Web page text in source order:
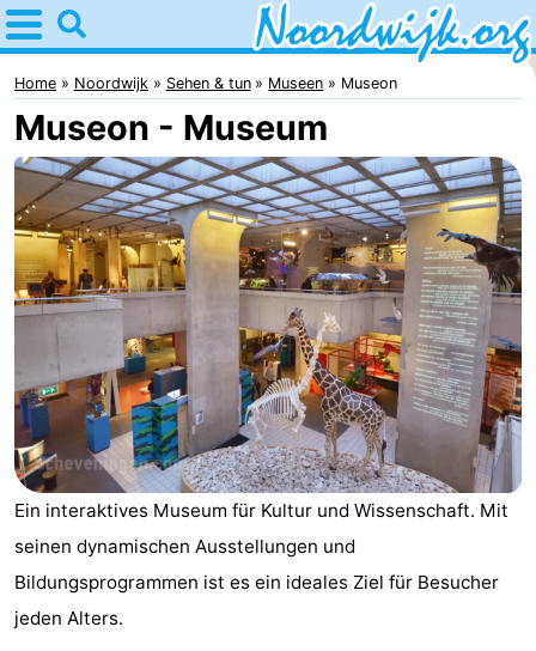
Home
Noordwijk
Tipps
Für
Kindern
Übernachten
Appartements
Campingplätze
Ferienhäuser
-
De
Spar
-
Noordduinen
Duinresort
-
Home Noordwijk Sehen & tun Museen Museon
Museon - Museum
Ein interaktives Museum für Kultur und Wissenschaft. Mit
seinen dynamischen Ausstellungen und
Bildungsprogrammen ist es ein ideales Ziel für Besucher
jeden Alters.